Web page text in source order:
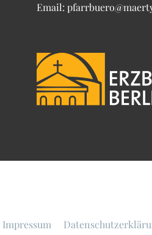
Email:
Impressum